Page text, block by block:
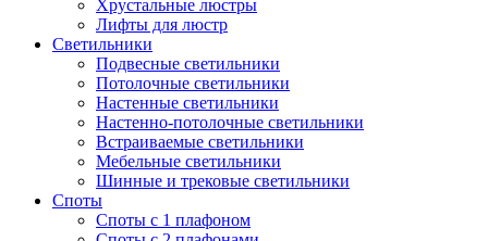
Хрустальные люстры
Лифты для люстр
Светильники
Подвесные светильники
Потолочные светильники
Настенные светильники
Настенно-потолочные светильники
Встраиваемые светильники
Мебельные светильники
Шинные и трековые светильники
Споты
Споты с 1 плафоном